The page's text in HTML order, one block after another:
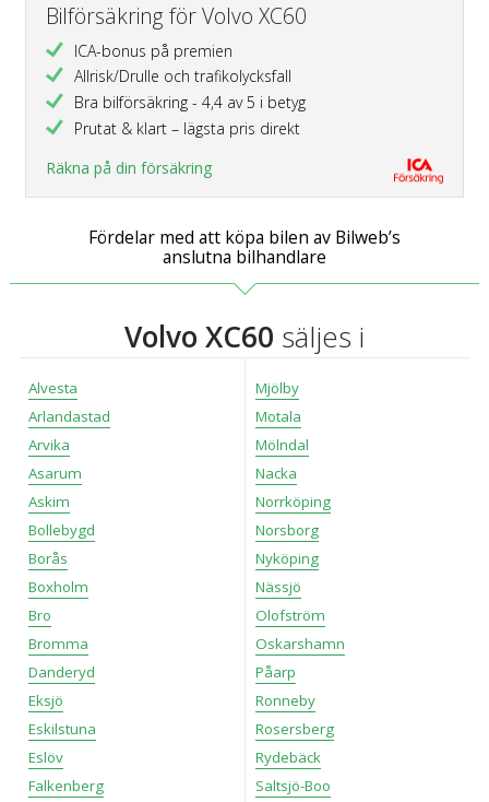
Bilförsäkring för Volvo XC60
ICA-bonus på premien
Allrisk/Drulle och trafikolycksfall
Bra bilförsäkring - 4,4 av 5 i betyg
Prutat & klart – lägsta pris direkt
Räkna på din försäkring
Fördelar med att köpa bilen av Bilweb’s
anslutna bilhandlare
Volvo XC60 säljes i
Alvesta
Arlandastad
Arvika
Asarum
Askim
Bollebygd
Borås
Boxholm
Bro
Bromma
Danderyd
Eksjö
Eskilstuna
Eslöv
Falkenberg
Mjölby
Motala
Mölndal
Nacka
Norrköping
Norsborg
Nyköping
Nässjö
Olofström
Oskarshamn
Påarp
Ronneby
Rosersberg
Rydebäck
Saltsjö-Boo